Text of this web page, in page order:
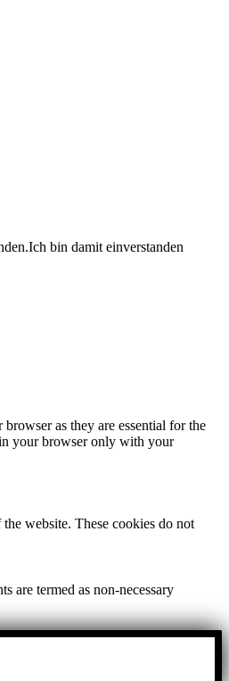
Ich bin damit einverstanden
as they are essential for the
your browser only with your
website. These cookies do not
are termed as non-necessary